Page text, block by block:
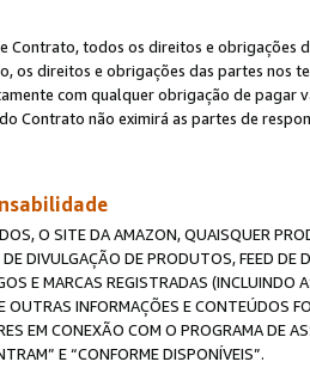
Contrato, todos os direitos e obrigações
os direitos e obrigações das partes nos
com qualquer obrigação de
Contrato não eximirá as partes de
O SITE DA AMAZON, QUAISQUER
DIVULGAÇÃO DE PRODUTOS, FEED
E MARCAS REGISTRADAS
OUTRAS INFORMAÇÕES E CONTEÚDOS
EM CONEXÃO COM O PROGRAMA DE
E “CONFORME DISPONÍVEIS”.